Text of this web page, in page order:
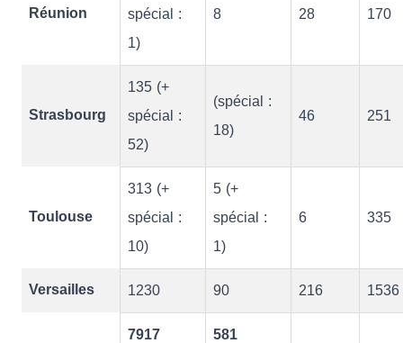
Réunion
spécial :
1)
8 28 170
Strasbourg
135 (+
spécial :
52)
(spécial :
18)
46 251
Toulouse
313 (+
spécial :
10)
5 (+
spécial :
1)
6 335
Versailles 1230 90 216 1536
7917
581